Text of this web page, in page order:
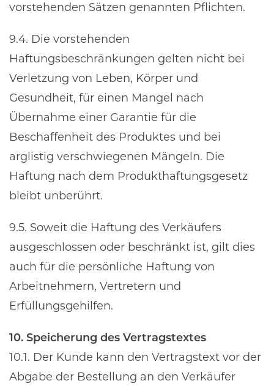
vorstehenden Sätzen genannten Pflichten.
9.4. Die vorstehenden
Haftungsbeschränkungen gelten nicht bei
Verletzung von Leben, Körper und
Gesundheit, für einen Mangel nach
Übernahme einer Garantie für die
Beschaffenheit des Produktes und bei
arglistig verschwiegenen Mängeln. Die
Haftung nach dem Produkthaftungsgesetz
bleibt unberührt.
9.5. Soweit die Haftung des Verkäufers
ausgeschlossen oder beschränkt ist, gilt dies
auch für die persönliche Haftung von
Arbeitnehmern, Vertretern und
Erfüllungsgehilfen.
10. Speicherung des Vertragstextes
10.1. Der Kunde kann den Vertragstext vor der
Abgabe der Bestellung an den Verkäufer